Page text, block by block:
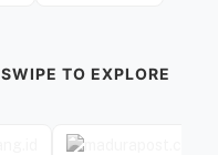
TO EXPLORE